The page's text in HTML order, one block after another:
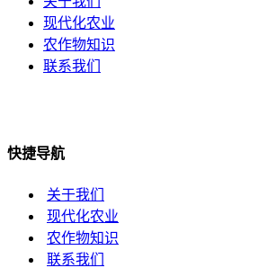
现代化农业
农作物知识
联系我们
快捷导航
关于我们
现代化农业
农作物知识
联系我们